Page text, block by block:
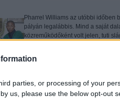
parties, or processing of your
us, please use the below opt-out
Pharrel Williams az utóbbi időben
pályán legalábbis. Mind a saját
közreműködőként volt jelen, tuti